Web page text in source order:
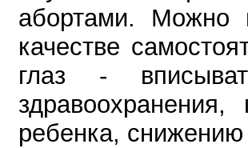
абортами. Можно
качестве
глаз -
ребенка,